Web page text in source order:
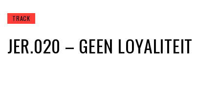
TRACK
JER.020 – GEEN LOYALITEIT